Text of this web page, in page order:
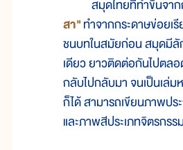
สมุดไทยที่ทำขึ้นจากก
สา"ทำจากกระดาษข่อยเ
ชนบทในสมัยก่อน สมุดมีลั
เดียว ยาวติดต่อกันไปตล
กลับไปกลับมา จนเป็นเล่ม
ก็ได้ สามารถเขียนภาพป
และภาพสีประเภทจิตรกร